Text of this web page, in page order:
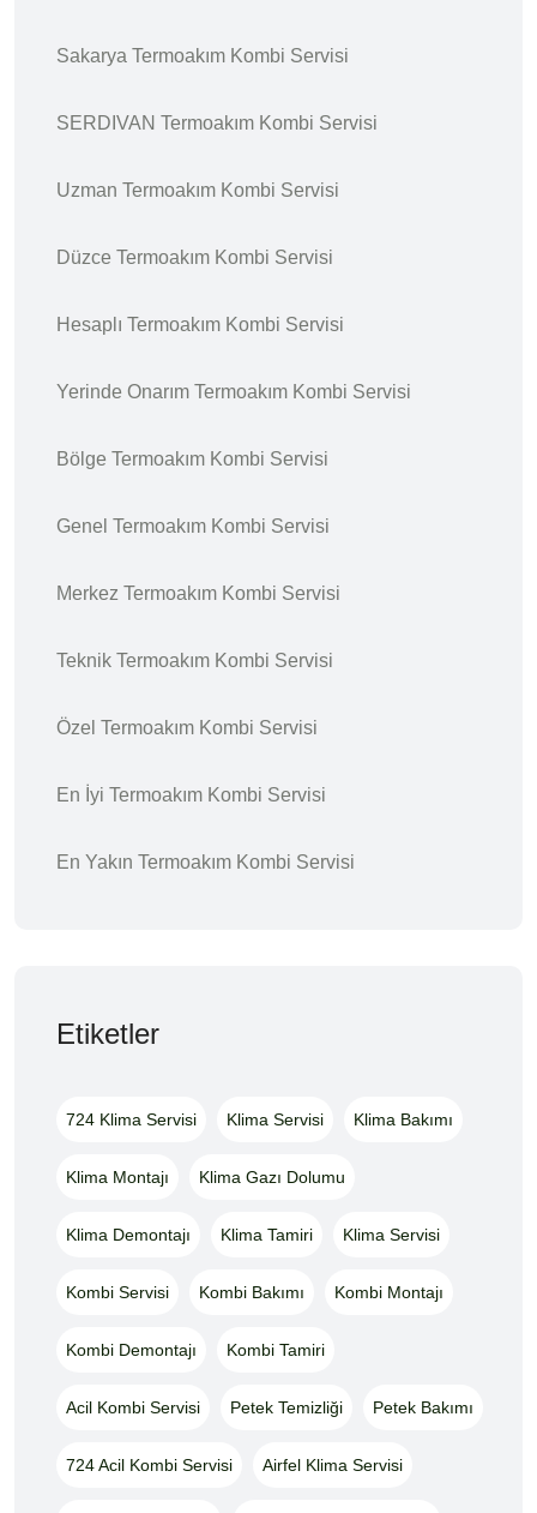
Sakarya Termoakım Kombi Servisi
SERDIVAN Termoakım Kombi Servisi
Uzman Termoakım Kombi Servisi
Düzce Termoakım Kombi Servisi
Hesaplı Termoakım Kombi Servisi
Yerinde Onarım Termoakım Kombi Servisi
Bölge Termoakım Kombi Servisi
Genel Termoakım Kombi Servisi
Merkez Termoakım Kombi Servisi
Teknik Termoakım Kombi Servisi
Özel Termoakım Kombi Servisi
En İyi Termoakım Kombi Servisi
En Yakın Termoakım Kombi Servisi
Etiketler
724 Klima Servisi Klima Servisi Klima Bakımı
Klima Montajı Klima Gazı Dolumu
Klima Demontajı Klima Tamiri Klima Servisi
Kombi Servisi Kombi Bakımı Kombi Montajı
Kombi Demontajı Kombi Tamiri
Acil Kombi Servisi Petek Temizliği Petek Bakımı
724 Acil Kombi Servisi Airfel Klima Servisi